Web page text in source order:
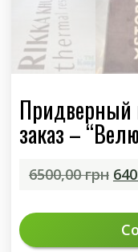
Придверный
заказ –
6500,00грн